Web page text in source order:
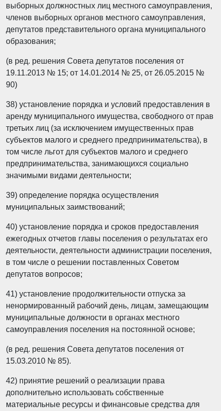
выборных должностных лиц местного самоуправления,
членов выборных органов местного самоуправления,
депутатов представительного органа муниципального
образования;
(в ред. решения Совета депутатов поселения от
19.11.2013 № 15; от 14.01.2014 № 25, от 26.05.2015 №
90)
38) установление порядка и условий предоставления в
аренду муниципального имущества, свободного от прав
третьих лиц (за исключением имущественных прав
субъектов малого и среднего предпринимательства), в
том числе льгот для субъектов малого и среднего
предпринимательства, занимающихся социально
значимыми видами деятельности;
39) определение порядка осуществления
муниципальных заимствований;
40) установление порядка и сроков предоставления
ежегодных отчетов главы поселения о результатах его
деятельности, деятельности администрации поселения,
в том числе о решении поставленных Советом
депутатов вопросов;
41) установление продолжительности отпуска за
ненормированный рабочий день, лицам, замещающим
муниципальные должности в органах местного
самоуправления поселения на постоянной основе;
(в ред. решения Совета депутатов поселения от
15.03.2010 № 85).
42) принятие решений о реализации права
дополнительно использовать собственные
материальные ресурсы и финансовые средства для